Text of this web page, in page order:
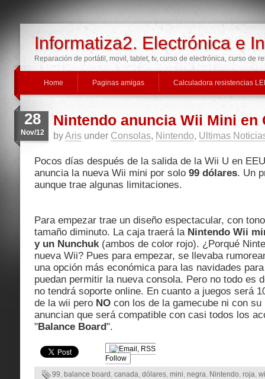
Informatiza2. Electrónica e
Reparación de portátil, movil, tablet, tv, curso de electrónica, curso de
Home Paginas amigas Calculadora resistencias
28
Nov/12
Nintendo anuncia Wii Mini en
byAris under Consolas, Nintendo, Ultimas
Pocos días después de la salida de la Wii U en
anuncia la nueva Wii mini por solo 99 dólares. Un
aunque trae algunas limitaciones.
Para empezar trae un diseño espectacular, con
tamaño diminuto. La caja traerá la Nintendo Wii
y un Nunchuk(ambos de color rojo). ¿Porqué
nueva Wii? Pues para empezar, se llevaba
una opción más económica para las navidades
puedan permitir la nueva consola. Pero no todo es
no tendrá soporte online. En cuanto a juegos será
de la wii pero NO con los de la gamecube ni con su
anuncian que será compatible con casi todos los
"Balance Board".
Follow
99, balance board , canada, dólares, mini, negra, Nintendo, roja,